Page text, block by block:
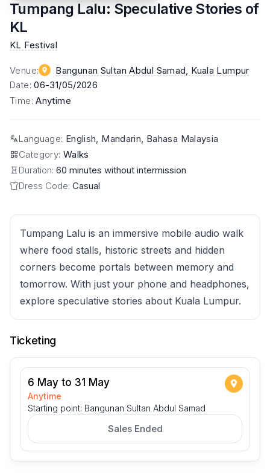
Tumpang Lalu: Speculative Stories of
KL
KL Festival
Venue: Bangunan Sultan Abdul Samad , Kuala Lumpur
Date:06-31/05/2026
Time:Anytime
Language: English, Mandarin, Bahasa Malaysia
Category: Walks
Duration: 60 minutes without intermission
Dress Code: Casual
Tumpang Lalu is an immersive mobile audio walk
where food stalls, historic streets and hidden
corners become portals between memory and
tomorrow. With just your phone and headphones,
explore speculative stories about Kuala Lumpur.
Ticketing
6 May to 31 May
Anytime
Starting point: Bangunan Sultan Abdul Samad
Sales Ended